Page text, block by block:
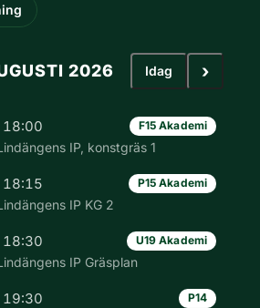
2026 Idag ›
18:00 F15 Akademi
IP, konstgräs 1
18:15 P15 Akademi
IP KG 2
18:30 U19 Akademi
IP Gräsplan
19:30 P14